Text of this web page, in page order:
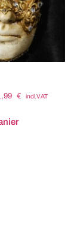
€ incl.VAT